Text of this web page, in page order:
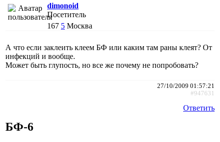
dimonoid
Посетитель
167 5 Москва
А что если заклеить клеем БФ или каким там раны клеят? От
инфекций и вообще.
Может быть глупость, но все же почему не попробовать?
27/10/2009 01:57:21
#947631
Ответить
БФ-6